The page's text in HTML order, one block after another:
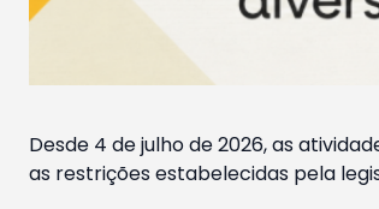
Desde 4 de julho de 2026, as
as restrições estabelecidas pela